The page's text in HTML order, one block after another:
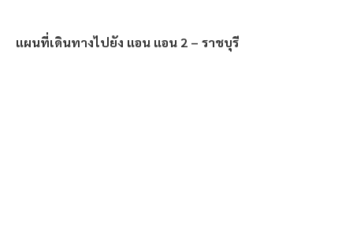
แผนที่เดินทางไปยัง แอน แอน 2 – ราชบุรี